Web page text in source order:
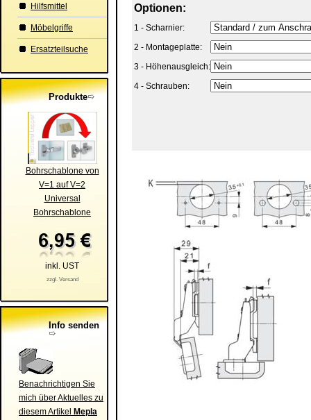
Hilfsmittel
Möbelgriffe
Ersatzteilsuche
Produkte
Bohrschablone von
V=1 auf V=2
Universal
Bohrschablone
inkl. UST
zzgl. Versand
Info senden
Benachrichtigen Sie
mich über Aktuelles zu
diesem Artikel
Mepla
Optionen:
1 - Scharnier:
2 - Montageplatte:
3 - Höhenausgleich:
4 - Schrauben: